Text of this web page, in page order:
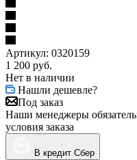
Артикул: 0320159
1 200 руб.
Нет в наличии
Нашли дешевле?
Под заказ
Наши менеджеры
условия заказа
В кредит Сбер